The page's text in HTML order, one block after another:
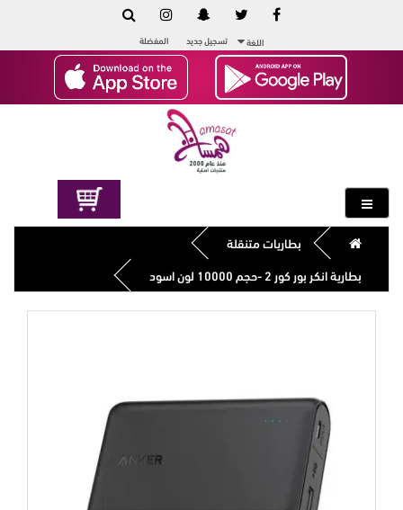
اللغة تسجيل جديد المفضلة
بطاريات متنقلة
بطارية انكر بور كور 2 -حجم 10000 لون اسود